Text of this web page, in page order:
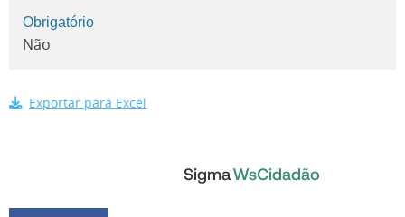
Obrigatório
Não
Exportar para Excel